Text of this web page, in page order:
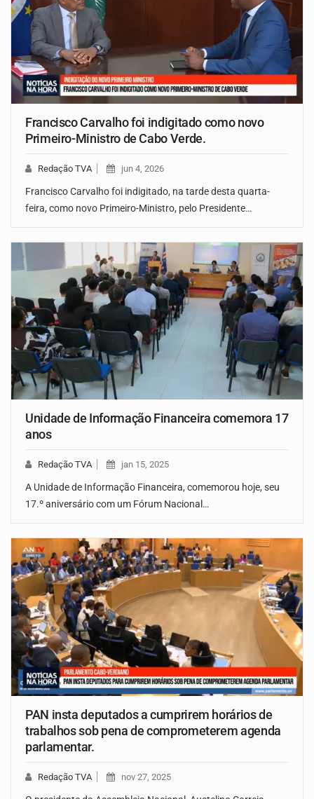
Francisco Carvalho foi indigitado como novo
Primeiro-Ministro de Cabo Verde.
Redação TVA jun 4, 2026
Francisco Carvalho foi indigitado, na tarde desta quarta-
feira, como novo Primeiro-Ministro, pelo Presidente…
Unidade de Informação Financeira comemora 17
anos
Redação TVA jan 15, 2025
A Unidade de Informação Financeira, comemorou hoje, seu
17.º aniversário com um Fórum Nacional…
PAN insta deputados a cumprirem horários de
trabalhos sob pena de comprometerem agenda
parlamentar.
Redação TVA nov 27, 2025